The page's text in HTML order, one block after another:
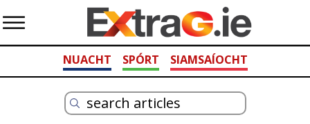
NUACHT SPÓRT SIAMSAÍOCHT